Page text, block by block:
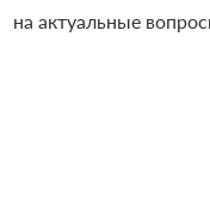
на актуальные